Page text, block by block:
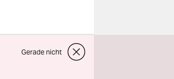
Gerade nicht